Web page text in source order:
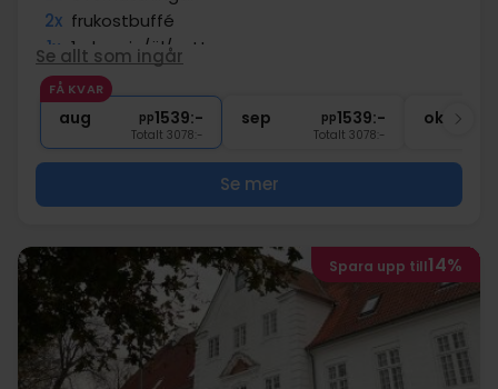
2x frukostbuffé
1x 1 glas vin/öl/vatten
∞ Gratis internet och parkering
1x kaffe att ta med
Se allt som ingår
FÅ KVAR
aug pp1539:-
Totalt 3078:-
sep pp1539:-
Totalt 3078:-
okt
Se mer
Spara upp till14%